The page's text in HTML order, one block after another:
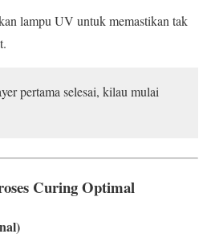
lampu UV untuk memastikan tak
pertama selesai, kilau mulai
Curing Optimal